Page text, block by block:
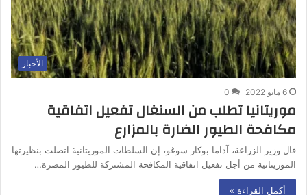
الأخبار
6 مايو 2022 0
موريتانيا تطلب من السنغال تفعيل اتفاقية
مكافحة الطيور الضارة بالمزارع
قال وزير الزراعة، آداما بوكار سوغو، إن السلطات الموريتانية اتصلت بنظيرتها
الموريتانية من أجل تفعيل اتفاقية المكافحة المشتركة للطيور المضرة…
أكمل القراءة »